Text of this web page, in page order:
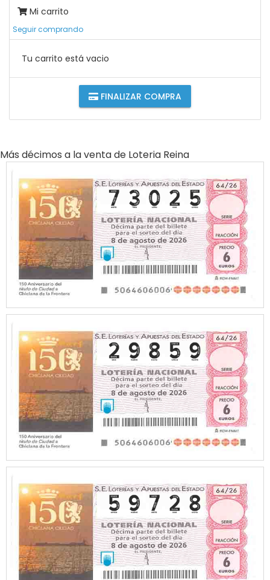
Mi carrito
Seguir comprando
Tu carrito está vacio
FINALIZAR COMPRA
Más décimos a la venta de Loteria Reina